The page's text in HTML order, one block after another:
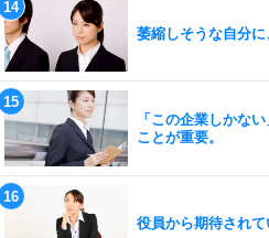
萎縮しそうな自分に
「この企業しかな
ことが重要。
役員から期待されて